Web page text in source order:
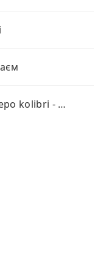
SKYLERR & kavabanga Depo kolibri - Пам'ятай Мене (KARMV REMIX)